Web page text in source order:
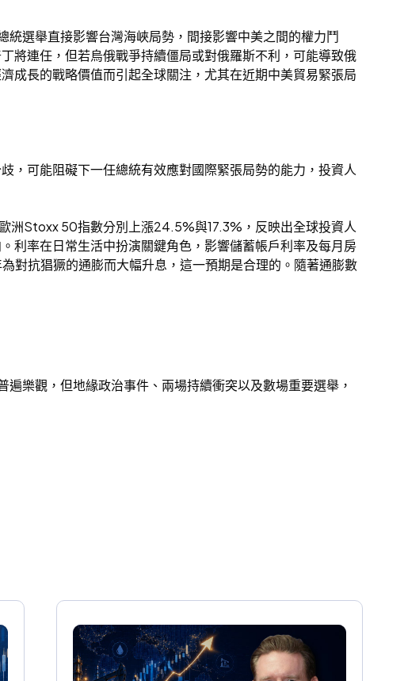
選舉直接影響台灣海峽局勢，間接影響中美之間的權力鬥
將連任，但若烏俄戰爭持續僵局或對俄羅斯不利，可能導致俄
成長的戰略價值而引起全球關注，尤其在近期中美貿易緊張局
，可能阻礙下一任總統有效應對國際緊張局勢的能力，投資人
洲Stoxx 50指數分別上漲24.5%與17.3%，反映出全球投資人
利率在日常生活中扮演關鍵角色，影響儲蓄帳戶利率及每月房
對抗猖獗的通膨而大幅升息，這一預期是合理的。隨著通膨數
樂觀，但地緣政治事件、兩場持續衝突以及數場重要選舉，